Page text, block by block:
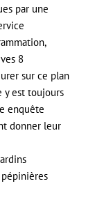
par une
8
sur ce plan
y est toujours
enquête
donner leur